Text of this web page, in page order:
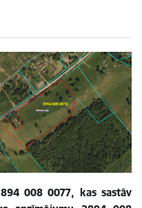
008 0077, kas sastāv